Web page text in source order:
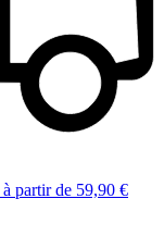
à partir de 59,90 €